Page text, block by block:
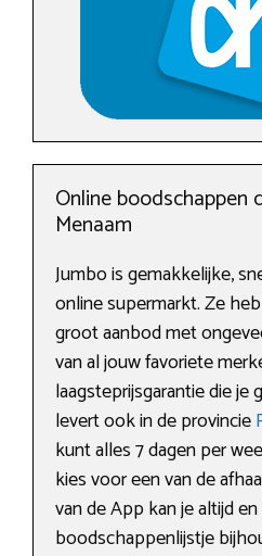
Online boodschappen
Menaam
Jumbo is gemakkelijke,
online supermarkt. Ze
groot aanbod met
van al jouw favoriete
laagsteprijsgarantie die je
levert ook in de provincie
kunt alles 7 dagen per
kies voor een van de
van de App kan je altijd
boodschappenlijstje